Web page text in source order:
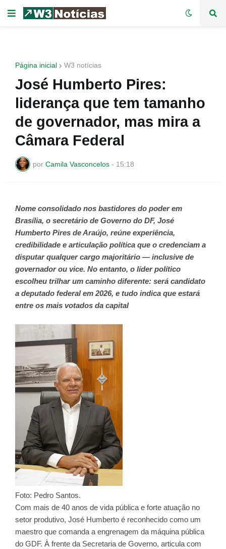
Página inicial W3 notícias
José Humberto Pires:
liderança que tem tamanho
de governador, mas mira a
Câmara Federal
por Camila Vasconcelos - 15:18
Nome consolidado nos bastidores do poder em
Brasília, o secretário de Governo do DF, José
Humberto Pires de Araújo, reúne experiência,
credibilidade e articulação política que o credenciam a
disputar qualquer cargo majoritário — inclusive de
governador ou vice. No entanto, o líder político
escolheu trilhar um caminho diferente: será candidato
a deputado federal em 2026, e tudo indica que estará
entre os mais votados da capital
Foto: Pedro Santos.
Com mais de 40 anos de vida pública e forte atuação no
setor produtivo, José Humberto é reconhecido como um
maestro que comanda a engrenagem da máquina pública
do GDF. À frente da Secretaria de Governo, articula com